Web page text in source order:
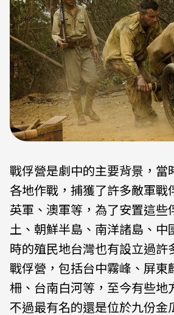
戰俘營是劇中的主要背景，當
各地作戰，捕獲了許多敵軍戰
英軍、澳軍等，為了安置這些
土、朝鮮半島、南洋諸島、中
時的殖民地台灣也有設立過許
戰俘營，包括台中霧峰、屏東
柵、台南白河等，至今有些地
不過最有名的還是位於九份金